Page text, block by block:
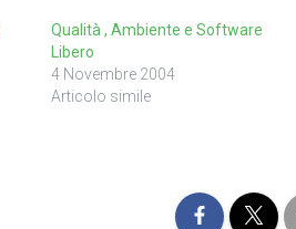
Qualità , Ambiente e Software
Libero
4 Novembre 2004
Articolo simile